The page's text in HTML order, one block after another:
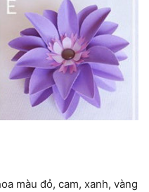
màu đỏ, cam, xanh, vàng